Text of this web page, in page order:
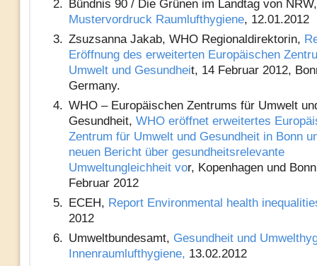
Bündnis 90 / Die Grünen im Landtag von NRW,
Mustervordruck Raumlufthygiene, 12.01.2012
Zsuzsanna Jakab, WHO Regionaldirektorin,
Eröffnung des erweiterten Europäischen
Umwelt und Gesundheit, 14 Februar 2012,
Germany.
WHO – Europäischen Zentrums für Umwelt
Gesundheit, WHO eröffnet erweitertes
Zentrum für Umwelt und Gesundheit in Bonn
neuen Bericht über gesundheitsrelevante
Umweltungleichheit vor, Kopenhagen und
Februar 2012
ECEH, Report Environmental health
2012
Umweltbundesamt, Gesundheit und
Innenraumlufthygiene, 13.02.2012